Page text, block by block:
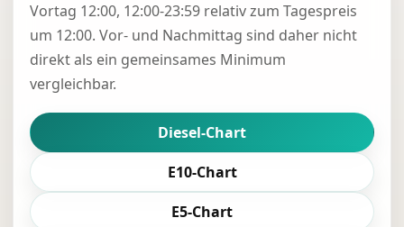
Vortag 12:00, 12:00-23:59 relativ zum Tagespreis
um 12:00. Vor- und Nachmittag sind daher nicht
direkt als ein gemeinsames Minimum
vergleichbar.
Diesel-Chart
E10-Chart
E5-Chart